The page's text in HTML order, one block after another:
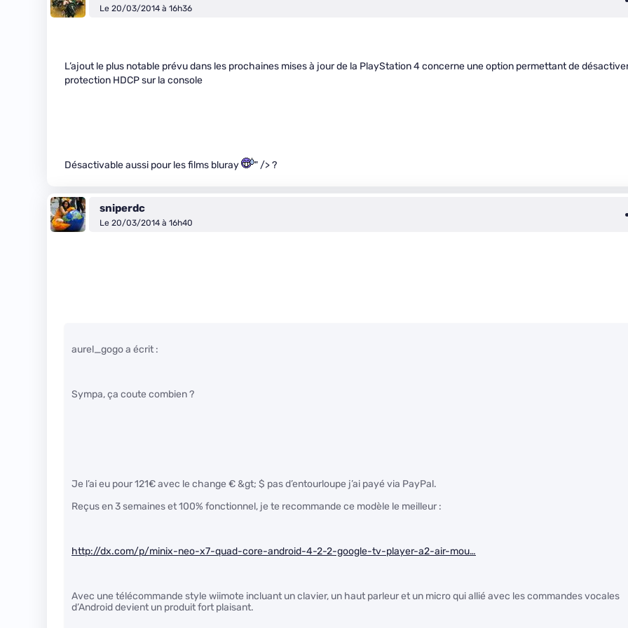
Le 20/03/2014 à 16h36
L’ajout le plus notable prévu dans les prochaines mises à jour de la PlayStation 4 concerne une option permettant de
protection HDCP sur la console
Désactivable aussi pour les films bluray " /> ?
sniperdc
Le 20/03/2014 à 16h40
aurel_gogo a écrit :
Sympa, ça coute combien ?
Je l’ai eu pour 121€ avec le change € &gt; $ pas d’entourloupe j’ai payé via PayPal.
Reçus en 3 semaines et 100% fonctionnel, je te recommande ce modèle le meilleur :
http://dx.com/p/minix-neo-x7-quad-core-android-4-2-2-google-tv-player-a2-air-mou…
Avec une télécommande style wiimote incluant un clavier, un haut parleur et un micro qui allié avec les commandes vocales
d’Android devient un produit fort plaisant.